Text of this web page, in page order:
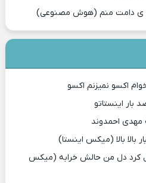
ی دامت منم (هوش مصنوعی)
اکسو نمیزنم اکسو
بار اینستاتو
احمدوند
بالا (میکس اینستا)
کرد دل من حالش خرابه (میکس